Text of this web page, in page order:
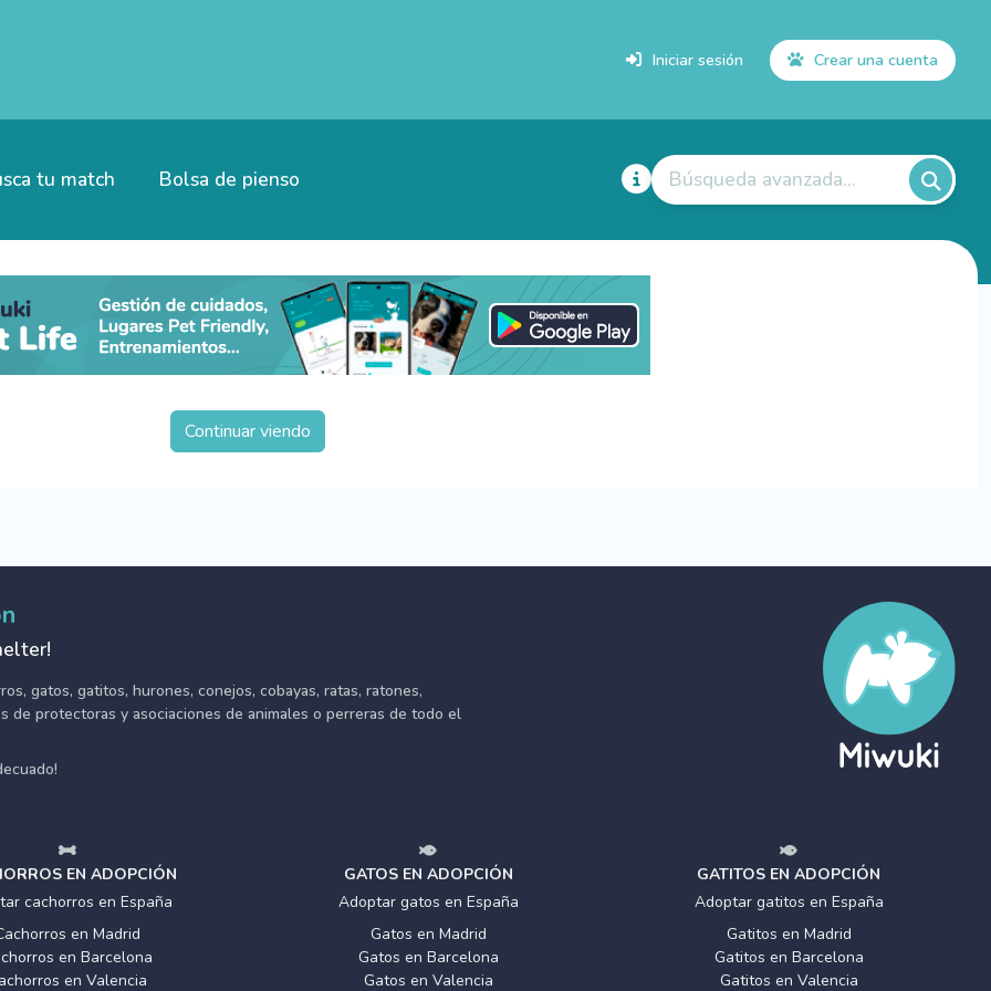
Iniciar sesión Crear una cuenta
tu match Bolsa de pienso Búsqueda avanzada...
Continuar viendo
gatos, gatitos, hurones, conejos, cobayas, ratas, ratones,
de protectoras y asociaciones de animales o perreras de todo el
EN ADOPCIÓN
cachorros en España
en Madrid
en Barcelona
en Valencia
GATOS EN ADOPCIÓN
Adoptar gatos en España
Gatos en Madrid
Gatos en Barcelona
Gatos en Valencia
GATITOS EN ADOPCIÓN
Adoptar gatitos en España
Gatitos en Madrid
Gatitos en Barcelona
Gatitos en Valencia